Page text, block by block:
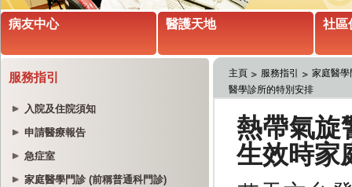
病友中心 醫護天地 社區
服務指引
入院及住院須知
申請醫療報告
急症室
家庭醫學門診 (前稱普通科門診)
主頁 服務指引
家庭醫學
醫學診所的特別安排